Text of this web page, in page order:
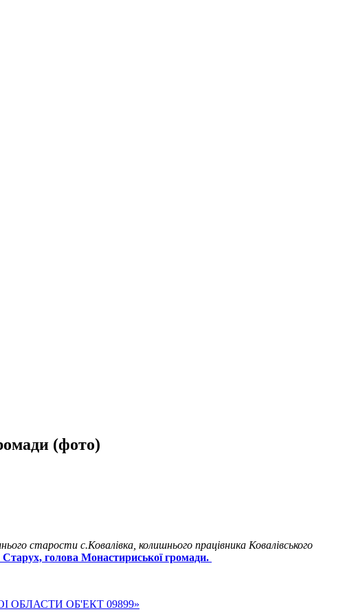
(фото)
старости с.Ковалівка, колишнього працівника Ковалівського
голова Монастириської громади.